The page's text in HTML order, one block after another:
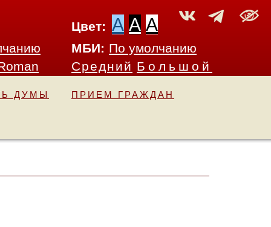
Цвет: A A A
МБИ: По умолчанию
Средний Большой
ДУМЫ ПРИЕМ ГРАЖДАН